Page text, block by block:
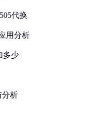
代换
用分析
多少
分析